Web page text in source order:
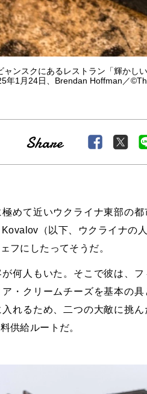
ャンスクにあるレストラン「輝かし
年1月24日、Brendan Hoffman／
極めて近いウクライナ東部の
（以下、ウクライナの
フにしたってそうだ。
何人もいた。そこで彼は、
・クリームチーズを基本の
れるため、二つの大敵に挑
供給ルートだ。